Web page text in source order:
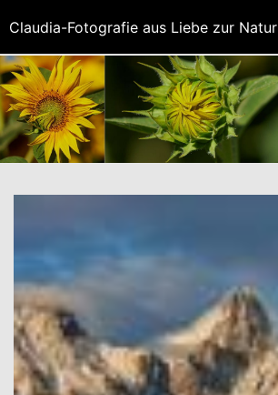
Claudia-Fotografie aus Liebe zur Natur